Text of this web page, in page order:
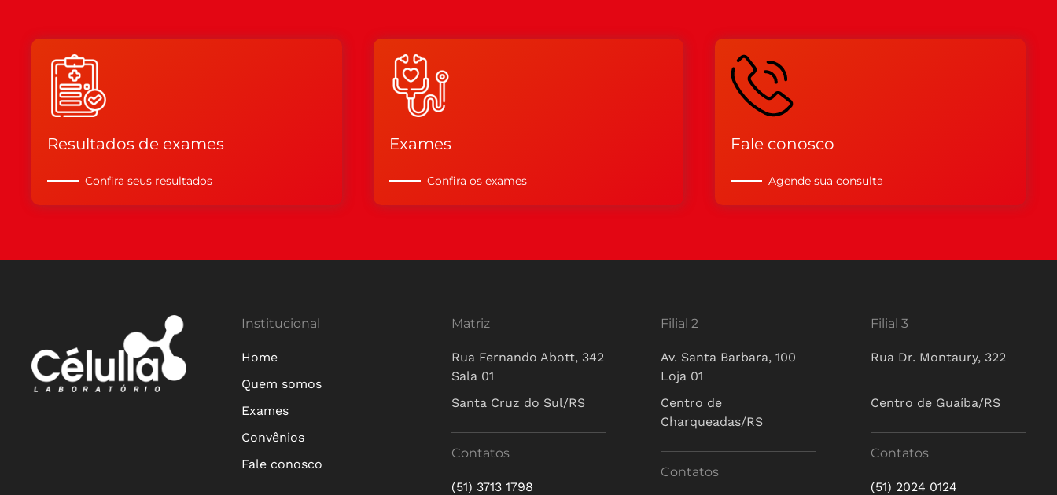
Resultados de exames
Confira seus resultados
Exames
Confira os exames
Fale conosco
Agende sua consulta
Institucional
Home
Quem somos
Exames
Convênios
Fale conosco
Matriz
Rua Fernando Abott, 342
Sala 01
Santa Cruz do Sul/RS
Contatos
(51) 3713 1798
Filial 2
Av. Santa Barbara, 100
Loja 01
Centro de
Charqueadas/RS
Contatos
Filial 3
Rua Dr. Montaury, 322
Centro de Guaíba/RS
Contatos
(51) 2024 0124